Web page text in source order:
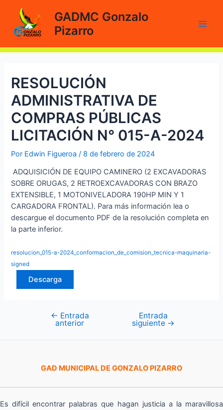
contenido
GADMC Gonzalo
Pizarro
RESOLUCIÓN
ADMINISTRATIVA DE
COMPRAS PÚBLICAS
LICITACIÓN N° 015-A-2024
Por Edwin Figueroa/ 8 de febrero de 2024
ADQUISICIÓN DE EQUIPO CAMINERO (2 EXCAVADORAS
SOBRE ORUGAS, 2 RETROEXCAVADORAS CON BRAZO
EXTENSIBLE, 1 MOTONIVELADORA 190HP MIN Y 1
CARGADORA FRONTAL). Para más información lea o
descargue el documento PDF de la resolución completa en
la parte inferior.
resolucion_015-a-2024_conformacion_de_comision_tecnica-maquinaria-
signed
Descarga
Navegación
← Entrada
anterior
Entrada
siguiente →
GAD MUNICIPAL DE GONZALO PIZARRO
Es difícil encontrar palabras que hagan justicia a la maravillosa